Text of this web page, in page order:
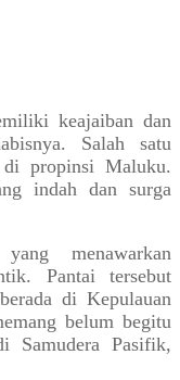
keajaiban dan
Salah satu
di propinsi Maluku.
indah dan surga
menawarkan
Pantai tersebut
di Kepulauan
belum begitu
Samudera Pasifik,